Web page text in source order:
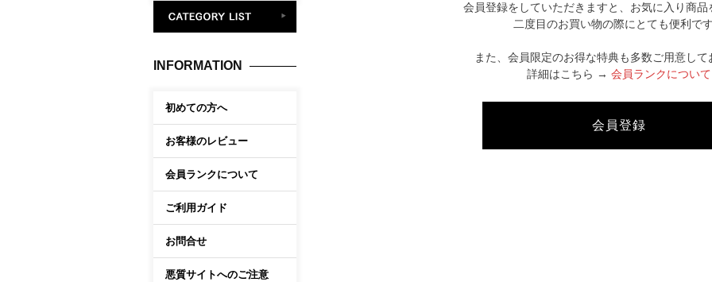
CATEGORY LIST
INFORMATION
初めての方へ
お客様のレビュー
会員ランクについて
ご利用ガイド
お問合せ
悪質サイトへのご注意
会員登録をしていただきますと、お気に入り商品
二度目のお買い物の際にとても便利です
また、会員限定のお得な特典も多数ご用意して
詳細はこちら → 会員ランクについて
会員登録